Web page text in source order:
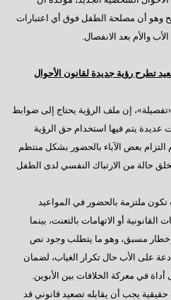
وهو أن مصلحة الطفل فوق أي اعتبارات
والأم بعد الانفصال.
تطرح رؤية جديدة لقانون الأحوال
إن ملف الرؤية يحتاج إلى ضوابط
يتم فيها استخدام حق الرؤية
بعض الآباء بالحضور بشكل منتظم
يخلق حالة من الارتباك النفسي لدى الطفل
ملتزمة بالحضور في المواعيد
أو الاتهامات بالتعنت، بينما
إخطار مسبق، وهو ما يتطلب وجود نص
على الأب حال تكرار الغياب، لضمان
في معركة الخلافات بين الأبوين.
يجب أن يقابله تصعيد قانوني قد